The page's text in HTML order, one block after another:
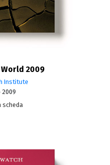
2009
Institute
scheda